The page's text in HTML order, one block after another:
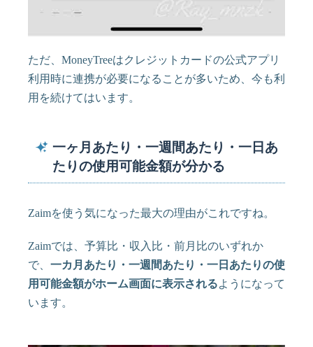
ただ、MoneyTreeはクレジットカードの公式アプリ
利用時に連携が必要になることが多いため、今も利
用を続けてはいます。
一ヶ月あたり・一週間あたり・一日あ
たりの使用可能金額が分かる
Zaimを使う気になった最大の理由がこれですね。
Zaimでは、予算比・収入比・前月比のいずれか
で、 一カ月あたり・一週間あたり・一日あたりの使
用可能金額がホーム画面に表示されるようになって
います。